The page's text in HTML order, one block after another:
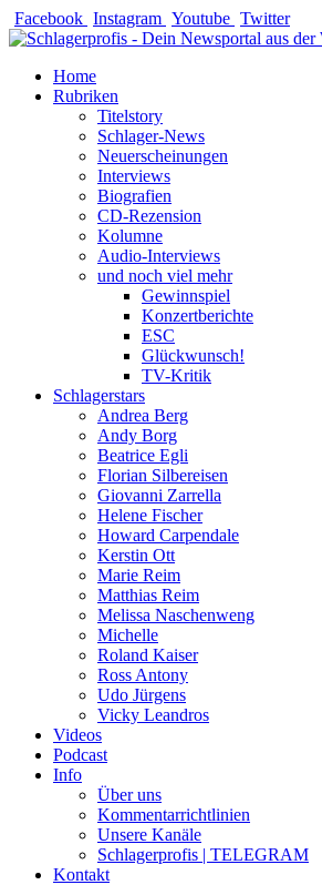
Zum
Inhalt
Facebook Instagram Youtube Twitter
Home
Rubriken
Titelstory
Schlager-News
Neuerscheinungen
Interviews
Biografien
CD-Rezension
Kolumne
Audio-Interviews
und noch viel mehr
Gewinnspiel
Konzertberichte
ESC
Glückwunsch!
TV-Kritik
Schlagerstars
Andrea Berg
Andy Borg
Beatrice Egli
Florian Silbereisen
Giovanni Zarrella
Helene Fischer
Howard Carpendale
Kerstin Ott
Marie Reim
Matthias Reim
Melissa Naschenweng
Michelle
Roland Kaiser
Ross Antony
Udo Jürgens
Vicky Leandros
Videos
Podcast
Info
Über uns
Kommentarrichtlinien
Unsere Kanäle
Schlagerprofis | TELEGRAM
Kontakt